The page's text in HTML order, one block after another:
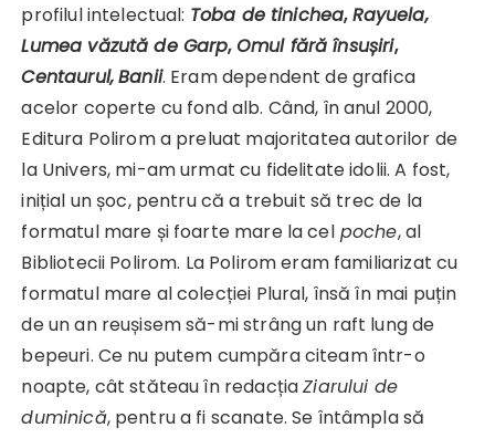
profilul intelectual: Toba de tinichea,Rayuela,
Lumea văzută de Garp,Omul fără însușiri,
Centaurul,Banii. Eram dependent de grafica
acelor coperte cu fond alb. Când, în anul 2000,
Editura Polirom a preluat majoritatea autorilor de
la Univers, mi-am urmat cu fidelitate idolii. A fost,
inițial un șoc, pentru că a trebuit să trec de la
formatul mare și foarte mare la celpoche, al
Bibliotecii Polirom. La Polirom eram familiarizat cu
formatul mare al colecției Plural, însă în mai puțin
de un an reușisem să-mi strâng un raft lung de
bepeuri. Ce nu putem cumpăra citeam într-o
noapte, cât stăteau în redacțiaZiarului de
duminică, pentru a fi scanate. Se întâmpla să